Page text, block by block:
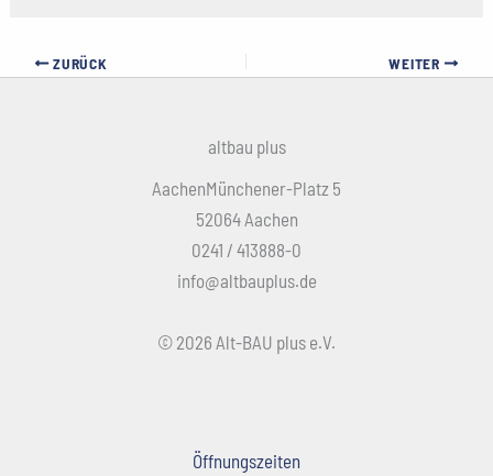
ZURÜCK WEITER
altbau plus
AachenMünchener-Platz 5
52064 Aachen
0241 / 413888-0
info@altbauplus.de
© 2026 Alt-BAU plus e.V.
Öffnungszeiten